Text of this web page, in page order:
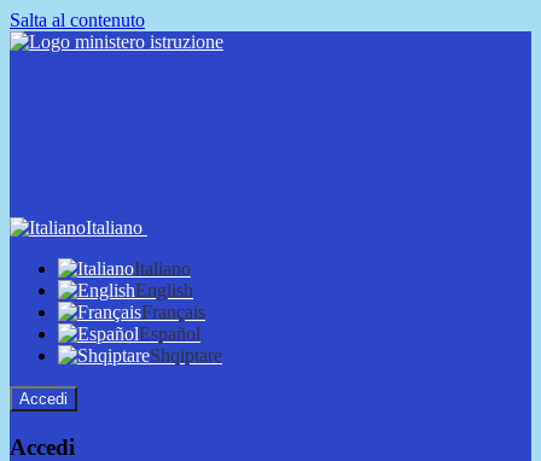
Salta al contenuto
Italiano
Italiano
English
Français
Español
Shqiptare
Accedi
Accedi